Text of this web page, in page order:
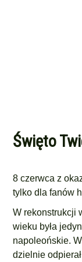
Święto
8 czerwca z
tylko dla fanów
W rekonstrukcji
wieku była
napoleońskie.
dzielnie